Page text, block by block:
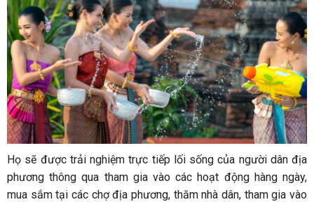
Họ sẽ được trải nghiệm trực tiếp lối sống của người dân địa
phương thông qua tham gia vào các hoạt động hàng ngày,
mua sắm tại các chợ địa phương, thăm nhà dân, tham gia vào